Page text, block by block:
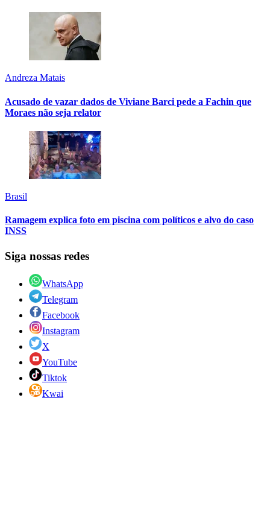
Andreza Matais
Acusado de vazar dados de Viviane Barci pede a Fachin que
Moraes não seja relator
Brasil
Ramagem explica foto em piscina com políticos e alvo do caso
INSS
Siga nossas redes
WhatsApp
Telegram
Facebook
Instagram
X
YouTube
Tiktok
Kwai